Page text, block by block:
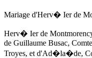
Mariage d'Herv� Ier de
Herv� Ier de
de Guillaume Busac,
Troyes, et d'Ad�la�de,